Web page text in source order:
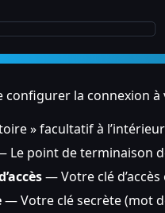
configurer la connexion
» facultatif à
Le point de terminaison
— Votre clé
— Votre clé secrète (mot